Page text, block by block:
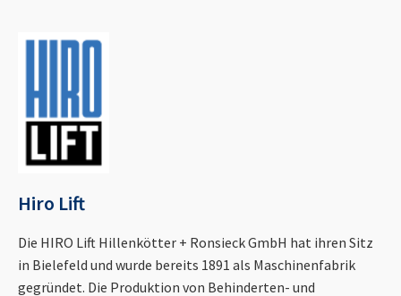
Hiro Lift
Die HIRO Lift Hillenkötter + Ronsieck GmbH hat ihren Sitz
in Bielefeld und wurde bereits 1891 als Maschinenfabrik
gegründet. Die Produktion von Behinderten- und